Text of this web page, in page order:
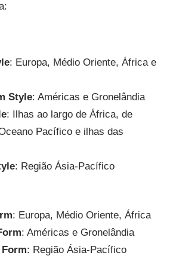
: Europa, Médio Oriente, África e
Style: Américas e Gronelândia
: Ilhas ao largo de África, de
Pacífico e ilhas das
: Região Ásia-Pacífico
: Europa, Médio Oriente, África
: Américas e Gronelândia
: Região Ásia-Pacífico